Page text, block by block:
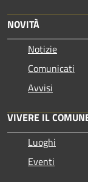
NOVITÀ
Notizie
Comunicati
Avvisi
VIVERE IL
Luoghi
Eventi